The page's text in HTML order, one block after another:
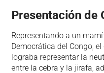
Presentación de
Representando a un
Democrática del Congo,
lograba representar la
entre la cebra y la jirafa,